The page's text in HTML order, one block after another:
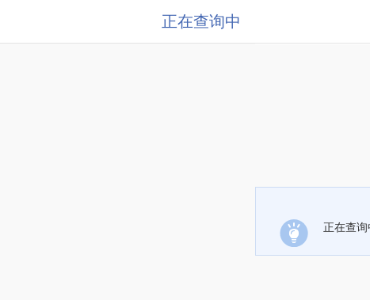
正在查询中
正在查